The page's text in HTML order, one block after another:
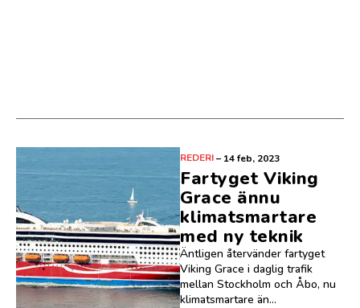
REDERI– 14 feb, 2023
Fartyget Viking
Grace ännu
klimatsmartare
med ny teknik
Äntligen återvänder fartyget
Viking Grace i daglig trafik
mellan Stockholm och Åbo, nu
klimatsmartare än...